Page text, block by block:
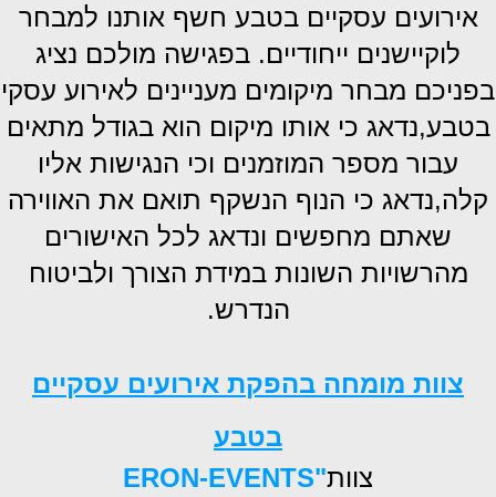
אירועים עסקיים בטבע חשף אותנו למבחר
לוקיישנים ייחודיים. בפגישה מולכם נציג
בפניכם מבחר מיקומים מעניינים לאירוע עסקי
בטבע,נדאג כי אותו מיקום הוא בגודל מתאים
עבור מספר המוזמנים וכי הנגישות אליו
קלה,נדאג כי הנוף הנשקף תואם את האווירה
שאתם מחפשים ונדאג לכל האישורים
מהרשויות השונות במידת הצורך ולביטוח
הנדרש.
צוות מומחה בהפקת אירועים עסקיים
בטבע
צוות "ERON-EVENTS